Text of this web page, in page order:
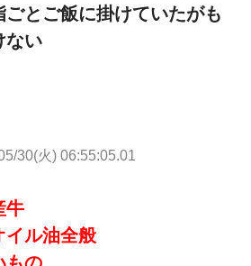
とご飯に掛けていたがも
ない
30(火) 06:55:05.01
牛
イル油全般